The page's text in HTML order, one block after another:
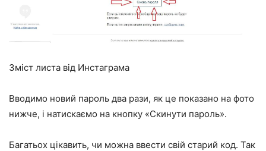
Зміст листа від Инстаграма
Вводимо новий пароль два рази, як це показано на фото
нижче, і натискаємо на кнопку «Скинути пароль».
Багатьох цікавить, чи можна ввести свій старий код. Так